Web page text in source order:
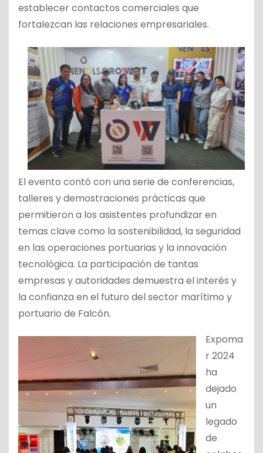
establecer contactos comerciales que
fortalezcan las relaciones empresariales.
El evento contó con una serie de conferencias,
talleres y demostraciones prácticas que
permitieron a los asistentes profundizar en
temas clave como la sostenibilidad, la seguridad
en las operaciones portuarias y la innovación
tecnológica. La participación de tantas
empresas y autoridades demuestra el interés y
la confianza en el futuro del sector marítimo y
portuario de Falcón.
Expoma
r 2024
ha
dejado
un
legado
de